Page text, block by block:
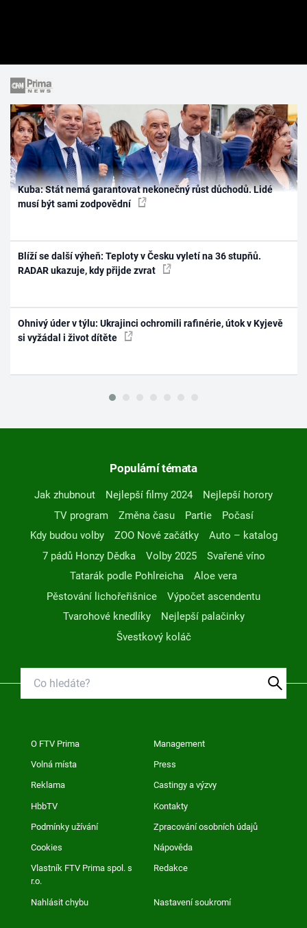
Kuba: Stát nemá garantovat nekonečný růst důchodů. Lidé
musí být sami zodpovědní
Blíží se další výheň: Teploty v Česku vyletí na 36 stupňů.
RADAR ukazuje, kdy přijde zvrat
Ohnivý úder v týlu: Ukrajinci ochromili rafinérie, útok v Kyjevě
si vyžádal i život dítěte
Populární témata
Jak zhubnout Nejlepší filmy 2024
Nejlepší horory
TV program
Změna času Partie
Počasí
Kdy budou volby
ZOO Nové začátky
Auto – katalog
7 pádů Honzy Dědka
Volby 2025
Svařené víno
Tatarák podle Pohlreicha
Aloe vera
Pěstování lichořeřišnice
Výpočet ascendentu
Tvarohové knedlíky
Nejlepší palačinky
Švestkový koláč
O FTV Prima Management
Volná místa Press
Reklama Castingy a výzvy
HbbTV Kontakty
Podmínky užívání Zpracování osobních údajů
Cookies Nápověda
Vlastník FTV Prima spol. s
r.o.
Redakce
Nahlásit chybu Nastavení soukromí